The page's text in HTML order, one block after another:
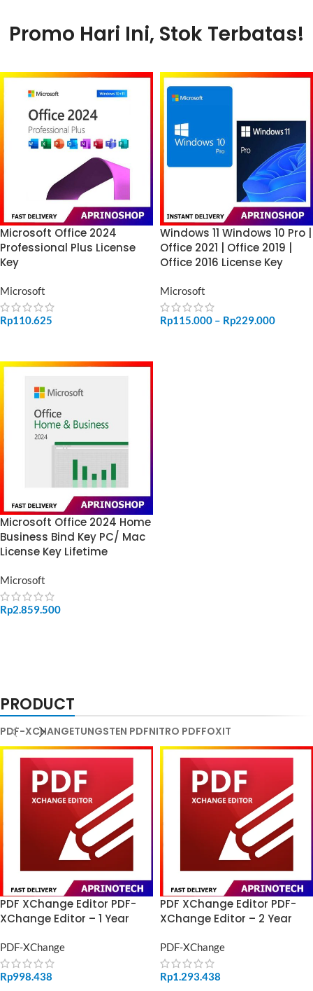
Promo Hari Ini, Stok Terbatas!
Microsoft Office 2024
Professional Plus License
Key
Microsoft
Rp110.625
Windows 11 Windows 10 Pro |
Office 2021 | Office 2019 |
Office 2016 License Key
Microsoft
Rp115.000 – Rp229.000
Microsoft Office 2024 Home
Business Bind Key PC/ Mac
License Key Lifetime
Microsoft
Rp2.859.500
PRODUCT
PDF-XCHANGETUNGSTEN PDFNITRO PDFFOXIT
PDF XChange Editor PDF-
XChange Editor – 1 Year
PDF-XChange
Rp998.438
PDF XChange Editor PDF-
XChange Editor – 2 Year
PDF-XChange
Rp1.293.438